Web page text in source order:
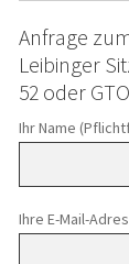
Anfrage
Leibinger
52 oder
Ihr Name
Ihre E-Mail-